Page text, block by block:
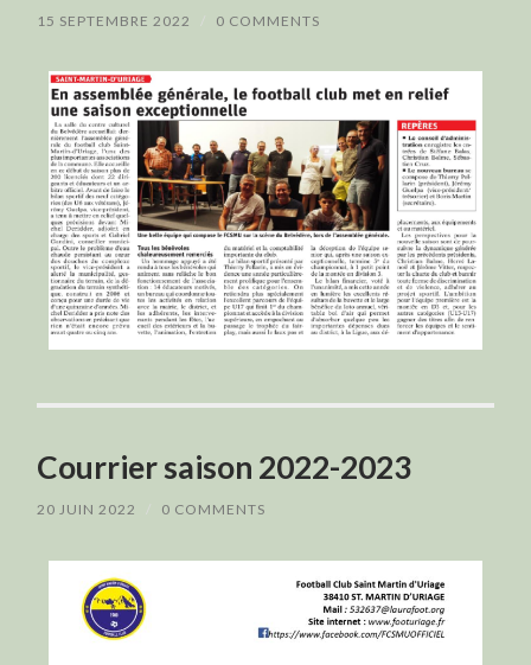
15 SEPTEMBRE 2022 0 COMMENTS
Courrier saison 2022-2023
20 JUIN 2022 0 COMMENTS